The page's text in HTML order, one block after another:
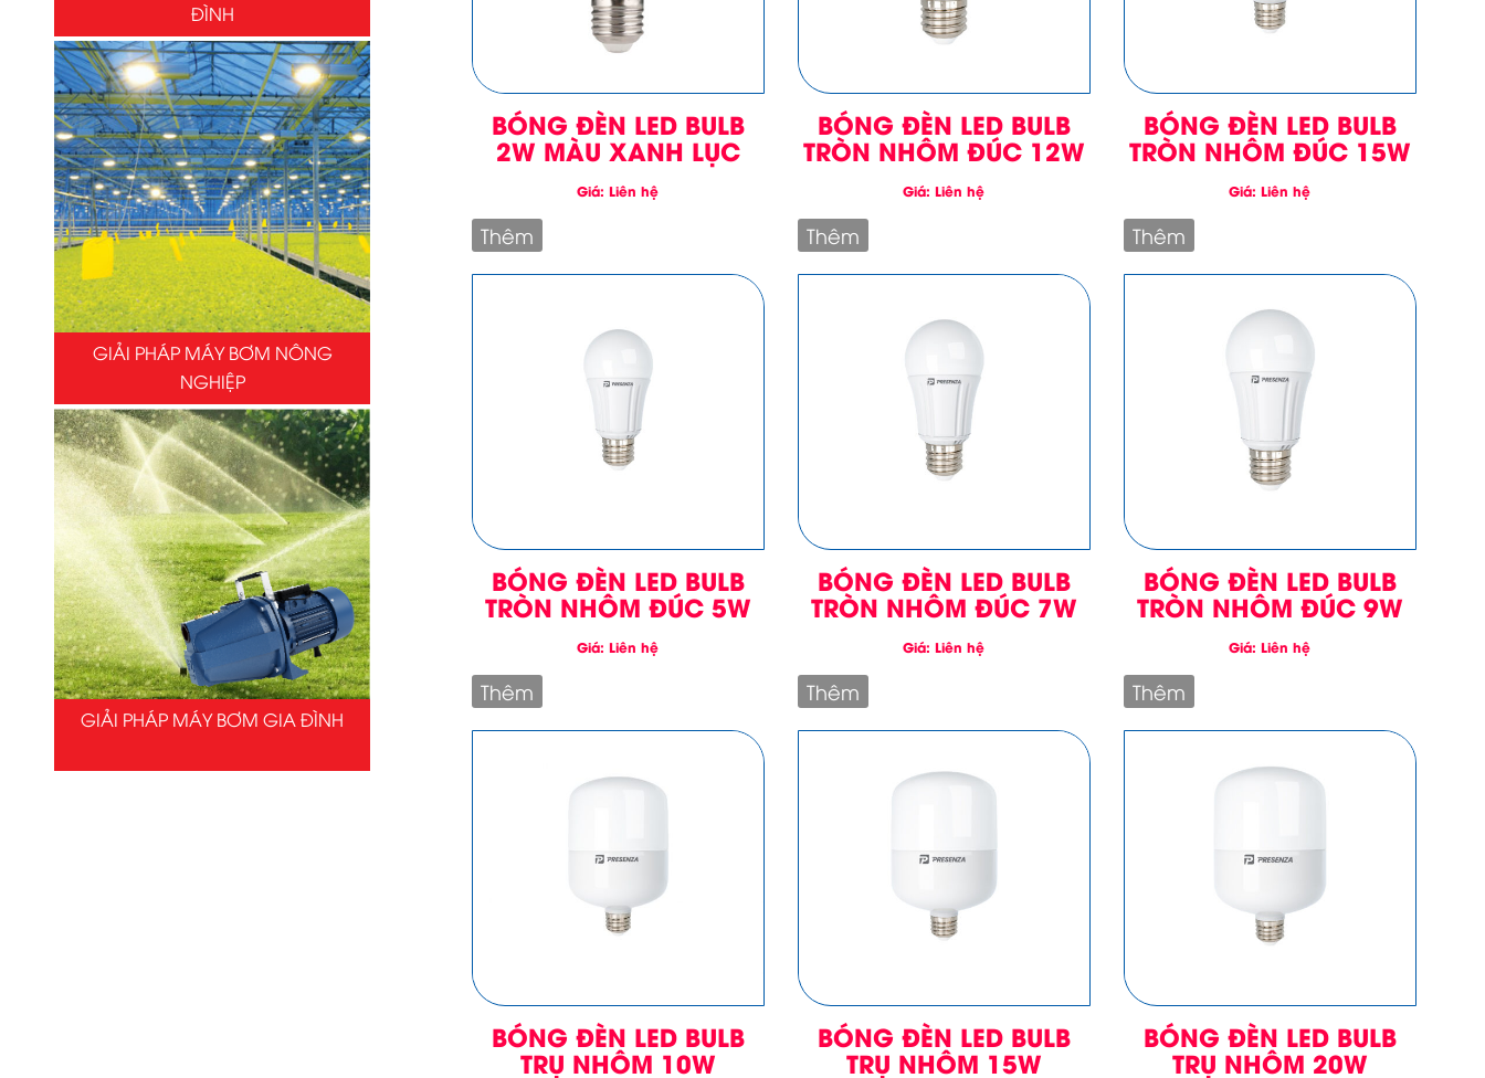
ĐÌNH
GIẢI PHÁP MÁY BƠM NÔNG
NGHIỆP
GIẢI PHÁP MÁY BƠM GIA ĐÌNH
BÓNG ĐÈN LED BULB
2W MÀU XANH LỤC
Giá: Liên hệ
Thêm
BÓNG ĐÈN LED BULB
TRÒN NHÔM ĐÚC 12W
Giá: Liên hệ
Thêm
BÓNG ĐÈN LED BULB
TRÒN NHÔM ĐÚC 15W
Giá: Liên hệ
Thêm
BÓNG ĐÈN LED BULB
TRÒN NHÔM ĐÚC 5W
Giá: Liên hệ
Thêm
BÓNG ĐÈN LED BULB
TRÒN NHÔM ĐÚC 7W
Giá: Liên hệ
Thêm
BÓNG ĐÈN LED BULB
TRÒN NHÔM ĐÚC 9W
Giá: Liên hệ
Thêm
BÓNG ĐÈN LED BULB
TRỤ NHÔM 10W
BÓNG ĐÈN LED BULB
TRỤ NHÔM 15W
BÓNG ĐÈN LED BULB
TRỤ NHÔM 20W